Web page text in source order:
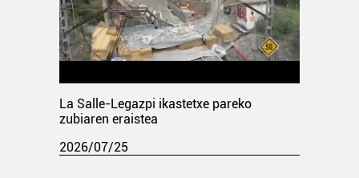
La Salle-Legazpi ikastetxe pareko
zubiaren eraistea
2026/07/25